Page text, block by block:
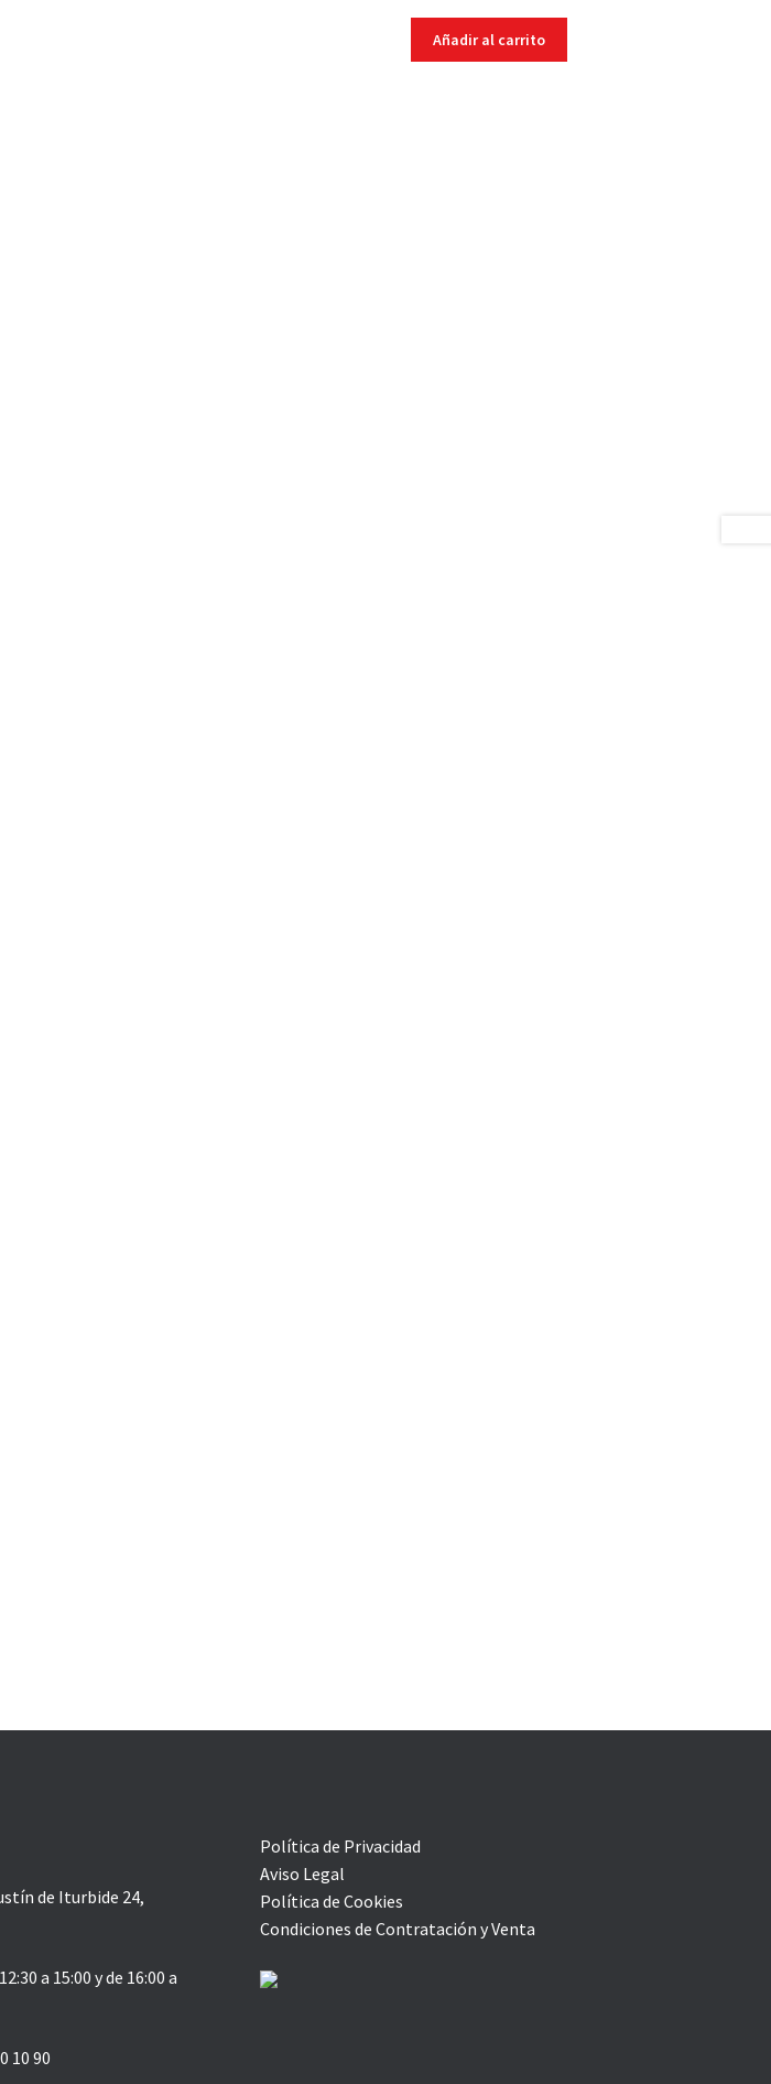
Añadir al carrito
de Iturbide 24,
a 15:00 y de 16:00 a
10 90
Política de Privacidad
Aviso Legal
Política de Cookies
Condiciones de Contratación y Venta